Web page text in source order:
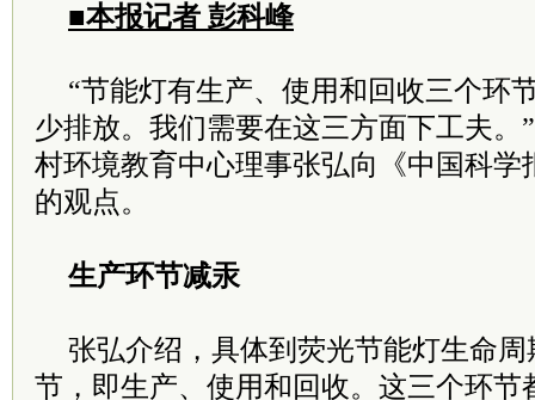
■本报记者 彭科峰
“节能灯有生产、使用和回收三个环
少排放。我们需要在这三方面下工夫。
村环境教育中心理事张弘向《中国科学
的观点。
生产环节减汞
张弘介绍，具体到荧光节能灯生命
节，即生产、使用和回收。这三个环节